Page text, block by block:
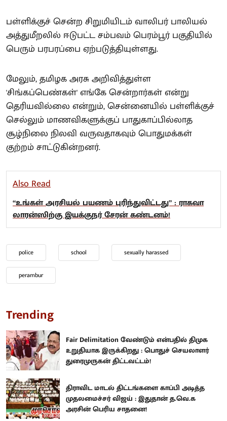
பள்ளிக்குச் சென்ற சிறுமியிடம் வாலிபர் பாலியல்
அத்துமீறலில் ஈடுபட்ட சம்பவம் பெரம்பூர் பகுதியில்
பெரும் பரபரப்பை ஏற்படுத்தியுள்ளது.
மேலும், தமிழக அரசு அறிவித்துள்ள
'சிங்கப்பெண்கள்' எங்கே சென்றார்கள் என்று
தெரியவில்லை என்றும், சென்னையில் பள்ளிக்குச்
செல்லும் மாணவிகளுக்குப் பாதுகாப்பில்லாத
சூழ்நிலை நிலவி வருவதாகவும் பொதுமக்கள்
குற்றம் சாட்டுகின்றனர்.
Also Read
“உங்கள் அரசியல் பயணம் புரிந்துவிட்டது” : ராகவா
லாரன்ஸிற்கு இயக்குநர் சேரன் கண்டனம்!
police school sexually harassed
perambur
Trending
Fair Delimitation வேண்டும் என்பதில் திமுக
உறுதியாக இருக்கிறது : பொதுச் செயலாளர்
துரைமுருகன் திட்டவட்டம்!
திராவிட மாடல் திட்டங்களை காப்பி அடித்த
முதலமைச்சர் விஜய் : இதுதான் த.வெ.க
அரசின் பெரிய சாதனை!